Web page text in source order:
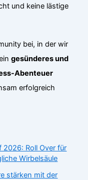
und keine lästige
bei, in der wir
gesünderes und
Abenteuer
erfolgreich
2026: Roll Over für
Wirbelsäule
stärken mit der